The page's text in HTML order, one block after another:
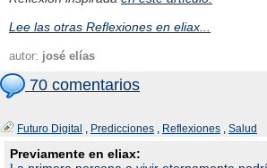
Lee las otras Reflexiones en eliax...
autor: josé elías
70 comentarios
Futuro Digital , Predicciones , Reflexiones , Salud
Previamente en eliax: